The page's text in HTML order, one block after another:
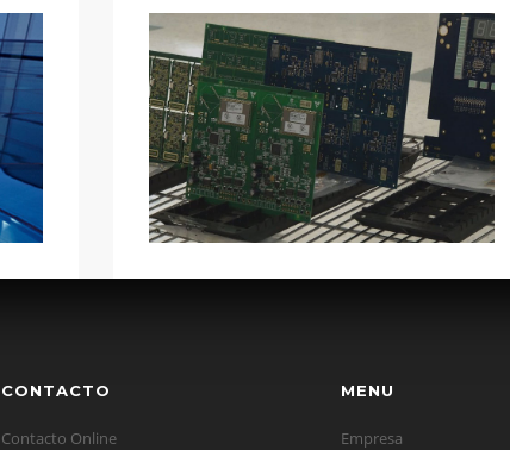
CONTACTO
Contacto Online
MENU
Empresa